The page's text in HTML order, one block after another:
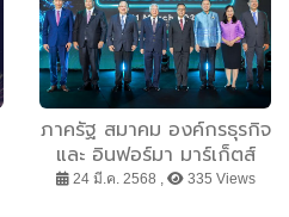
ภาครัฐ สมาคม องค์กรธุรกิจ
และ อินฟอร์มา มาร์เก็ตส์
ประกาศความร่วมมือ
24 มี.ค. 2568 , 335 Views